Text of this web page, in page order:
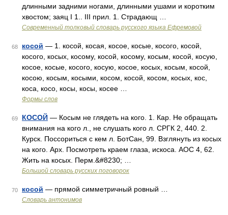
длинными задними ногами, длинными ушами и коротким
хвостом; заяц I 1.. III прил. 1. Страдающ …
Современный толковый словарь русского языка Ефремовой
68 косой — 1. косой, косая, косое, косые, косого, косой,
косого, косых, косому, косой, косому, косым, косой, косую,
косое, косые, косого, косую, косое, косых, косым, косой,
косою, косым, косыми, косом, косой, косом, косых, кос,
коса, косо, косы, косы, косее …
Формы слов
69 КОСОЙ — Косым не глядеть на кого. 1. Кар. Не обращать
внимания на кого л., не слушать кого л. СРГК 2, 440. 2.
Курск. Поссориться с кем л. БотСан, 99. Взглянуть из косых
на кого. Арх. Посмотреть краем глаза, искоса. АОС 4, 62.
Жить на косых. Перм.&#8230; …
Большой словарь русских поговорок
70 косой — прямой симметричный ровный …
Словарь антонимов